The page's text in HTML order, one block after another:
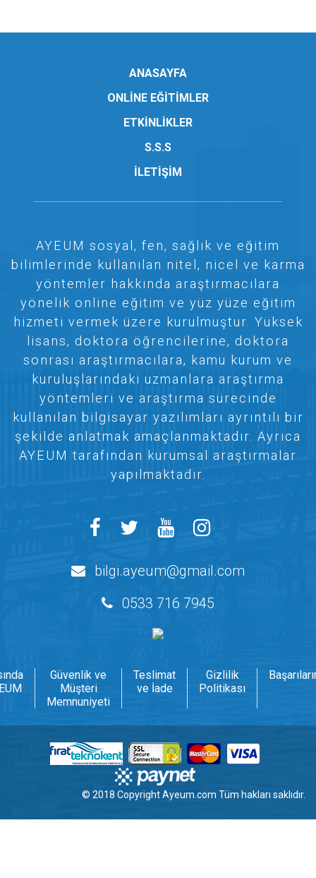
ANASAYFA
ONLİNE EĞİTİMLER
ETKİNLİKLER
S.S.S
İLETİŞİM
AYEUM sosyal, fen, sağlık ve eğitim
bilimlerinde kullanılan nitel, nicel ve karma
yöntemler hakkında araştırmacılara
yönelik online eğitim ve yüz yüze eğitim
hizmeti vermek üzere kurulmuştur. Yüksek
lisans, doktora öğrencilerine, doktora
sonrası araştırmacılara, kamu kurum ve
kuruluşlarındaki uzmanlara araştırma
yöntemleri ve araştırma sürecinde
kullanılan bilgisayar yazılımları ayrıntılı bir
şekilde anlatmak amaçlanmaktadır. Ayrıca
AYEUM tarafından kurumsal araştırmalar
yapılmaktadır.
bilgi.ayeum@gmail.com
0533 716 7945
Güvenlik ve
Müşteri
Memnuniyeti
Teslimat
ve İade
Gizlilik
Politikası
© 2018 CopyrightAyeum.com Tüm hakları saklıdır.